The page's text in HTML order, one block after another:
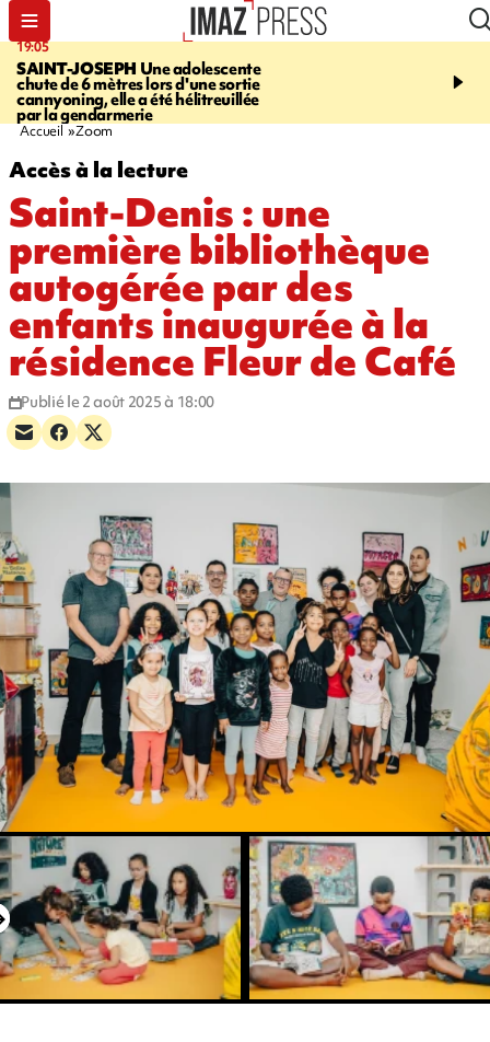
19:05
SAINT-JOSEPH Une adolescente
chute de 6 mètres lors d'une sortie
cannyoning, elle a été hélitreuillée
par la gendarmerie
20:44
rouée de coups,
Accueil Zoom
Accès à la lecture
Saint-Denis : une
première bibliothèque
autogérée par des
enfants inaugurée à la
résidence Fleur de Café
Publié le 2 août 2025 à 18:00